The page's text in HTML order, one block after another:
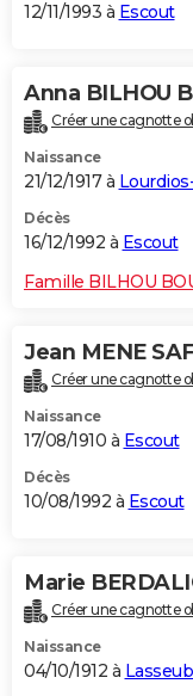
12/11/1993 à Escout
Anna BILHOU
Créer une cagnotte
Naissance
21/12/1917 à
Décès
16/12/1992 à Escout
Famille BILHOU
Jean MENE
Créer une cagnotte
Naissance
17/08/1910 à Escout
Décès
10/08/1992 à Escout
Marie
Créer une cagnotte
Naissance
04/10/1912 à